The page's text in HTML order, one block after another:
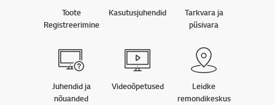
Toote
Registreerimine
Kasutusjuhendid
Tarkvara ja
püsivara
Juhendid ja
nõuanded
Videoõpetused
Leidke
remondikeskus